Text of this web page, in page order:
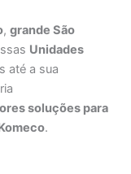
,grande São
Unidades
até a sua
soluções para
.